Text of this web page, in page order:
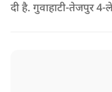
दी है. गुवाहाटी-तेजपुर 4-